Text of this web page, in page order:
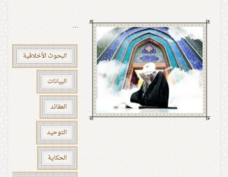
...
البحوث الأخلاقية
البيانات
العقائد
التوحيد
الحكاية